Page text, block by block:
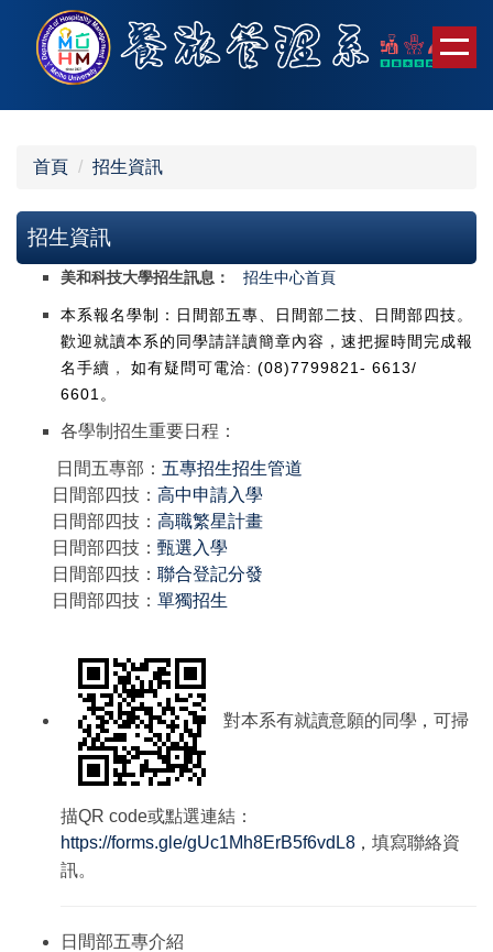
首頁 招生資訊
招生資訊
美和科技大學招生訊息： 招生中心首頁
本系報名學制：日間部五專、日間部二技、日間部四技。
歡迎就讀本系的同學請詳讀簡章內容，速把握時間完成報
名手續 ，
如有疑問可電洽: (08)7799821- 6613/
6601。
各學制招生重要日程：
日間五專部： 五專招生招生管道
日間部四技： 高中申請入學
日間部四技： 高職繁星計畫
日間部四技： 甄選入學
日間部四技： 聯合登記分發
日間部四技： 單獨招生
對本系有就讀意願的同學 ， 可掃
描QR code或點選連結：
https://forms.gle/gUc1Mh8ErB5f6vdL8 ， 填寫聯絡資
訊。
日間部五專介紹